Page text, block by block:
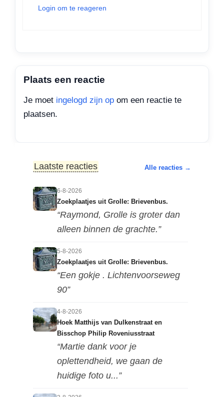
Login om te reageren
Plaats een reactie
Je moet ingelogd zijn op om een reactie te
plaatsen.
Laatste reacties Alle reacties →
6-8-2026
Zoekplaatjes uit Grolle: Brievenbus.
“Raymond, Grolle is groter dan
alleen binnen de grachte.”
5-8-2026
Zoekplaatjes uit Grolle: Brievenbus.
“Een gokje . Lichtenvoorseweg
90”
4-8-2026
Hoek Matthijs van Dulkenstraat en
Bisschop Philip Roveniusstraat
“Martie dank voor je
oplettendheid, we gaan de
huidige foto u...”